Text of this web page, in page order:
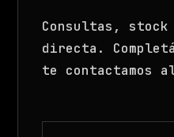
Consultas,
directa.
te contactamos